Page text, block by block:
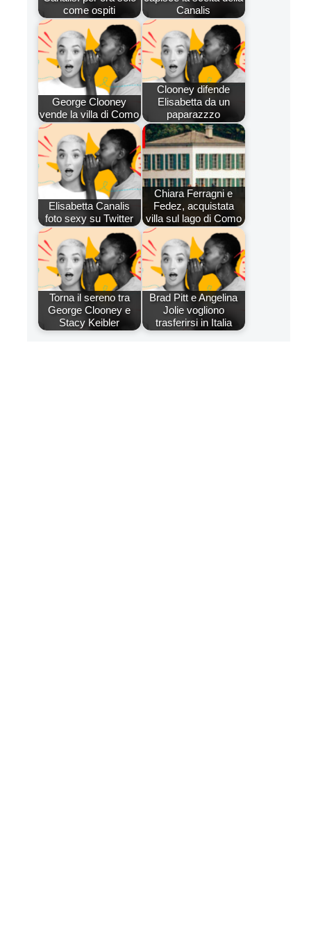
come ospiti
Canalis
George Clooney
vende la villa di Como
Clooney difende
Elisabetta da un
paparazzzo
Elisabetta Canalis
foto sexy su Twitter
Chiara Ferragni e
Fedez, acquistata
villa sul lago di Como
Torna il sereno tra
George Clooney e
Stacy Keibler
Brad Pitt e Angelina
Jolie vogliono
trasferirsi in Italia